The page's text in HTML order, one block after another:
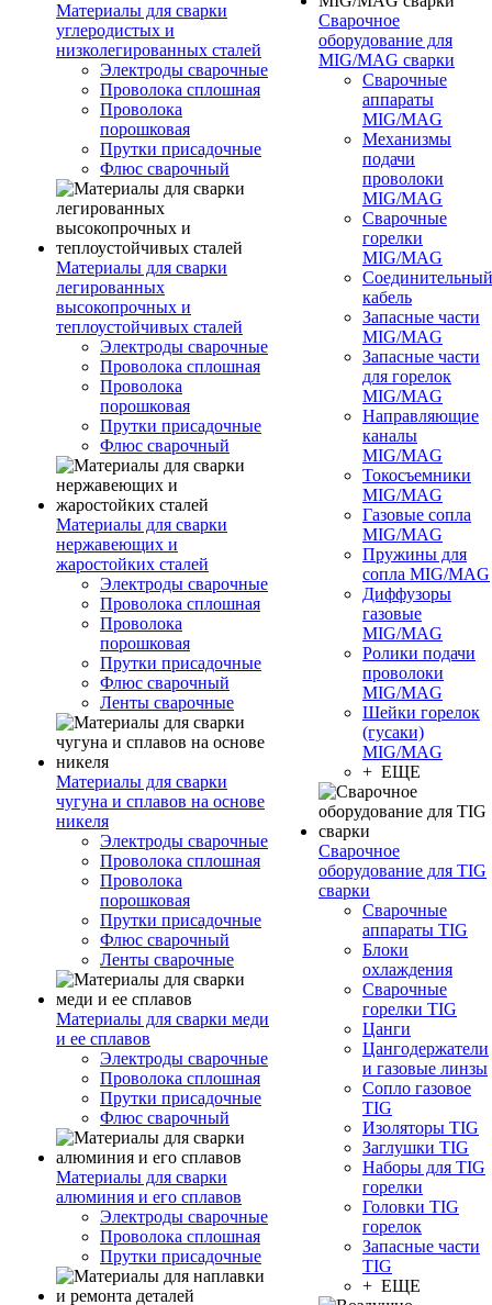
Материалы для сварки
углеродистых и
низколегированных сталей
Электроды сварочные
Проволока сплошная
Проволока
порошковая
Прутки присадочные
Флюс сварочный
Материалы для сварки
легированных
высокопрочных и
теплоустойчивых сталей
Электроды сварочные
Проволока сплошная
Проволока
порошковая
Прутки присадочные
Флюс сварочный
Материалы для сварки
нержавеющих и
жаростойких сталей
Электроды сварочные
Проволока сплошная
Проволока
порошковая
Прутки присадочные
Флюс сварочный
Ленты сварочные
Материалы для сварки
чугуна и сплавов на основе
никеля
Электроды сварочные
Проволока сплошная
Проволока
порошковая
Прутки присадочные
Флюс сварочный
Ленты сварочные
Материалы для сварки меди
и ее сплавов
Электроды сварочные
Проволока сплошная
Прутки присадочные
Флюс сварочный
Материалы для сварки
алюминия и его сплавов
Электроды сварочные
Проволока сплошная
Прутки присадочные
Сварочное
оборудование для
MIG/MAG сварки
Сварочные
аппараты
MIG/MAG
Механизмы
подачи
проволоки
MIG/MAG
Сварочные
горелки
MIG/MAG
Соединительный
кабель
Запасные части
MIG/MAG
Запасные части
для горелок
MIG/MAG
Направляющие
каналы
MIG/MAG
Токосъемники
MIG/MAG
Газовые сопла
MIG/MAG
Пружины для
сопла MIG/MAG
Диффузоры
газовые
MIG/MAG
Ролики подачи
проволоки
MIG/MAG
Шейки горелок
(гусаки)
MIG/MAG
+ ЕЩЕ
Сварочное
оборудование для TIG
сварки
Сварочные
аппараты TIG
Блоки
охлаждения
Сварочные
горелки TIG
Цанги
Цангодержатели
и газовые линзы
Сопло газовое
TIG
Изоляторы TIG
Заглушки TIG
Наборы для TIG
горелки
Головки TIG
горелок
Запасные части
TIG
+ ЕЩЕ